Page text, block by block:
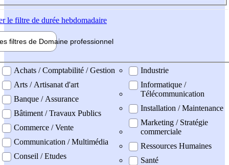
le filtre de durée hebdomadaire
filtres de Domaine professionnel
professionel
Achats / Comptabilité / Gestion
Arts / Artisanat d'art
Banque / Assurance
Bâtiment / Travaux Publics
Commerce / Vente
Communication / Multimédia
Conseil / Etudes
Industrie
Informatique /
Télécommunication
Installation / Maintenance
Marketing / Stratégie
commerciale
Ressources Humaines
Santé